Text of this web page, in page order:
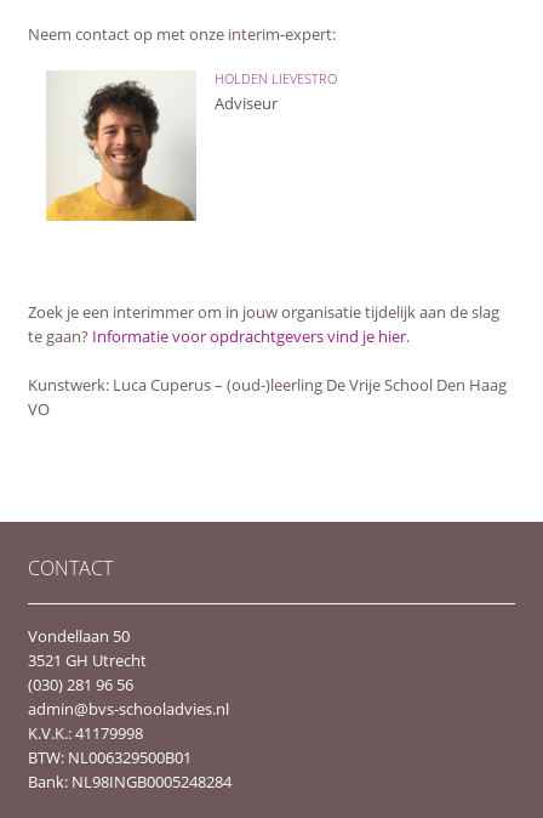
Neem contact op met onze interim-expert:
HOLDEN LIEVESTRO
Adviseur
Zoek je een interimmer om in jouw organisatie tijdelijk aan de slag
te gaan? Informatie voor opdrachtgevers vind je hier.
Kunstwerk: Luca Cuperus – (oud-)leerling De Vrije School Den Haag
VO
CONTACT
Vondellaan 50
3521 GH Utrecht
(030) 281 96 56
admin@bvs-schooladvies.nl
K.V.K.: 41179998
BTW: NL006329500B01
Bank: NL98INGB0005248284